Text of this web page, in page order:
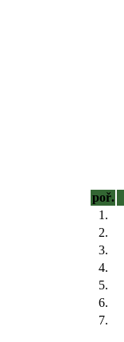
poř.
1.
2.
3.
4.
5.
6.
7.